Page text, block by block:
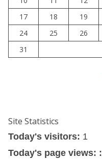
17
18 19
24
25 26
31
Site Statistics
Today's visitors: 1
Today's page views: :